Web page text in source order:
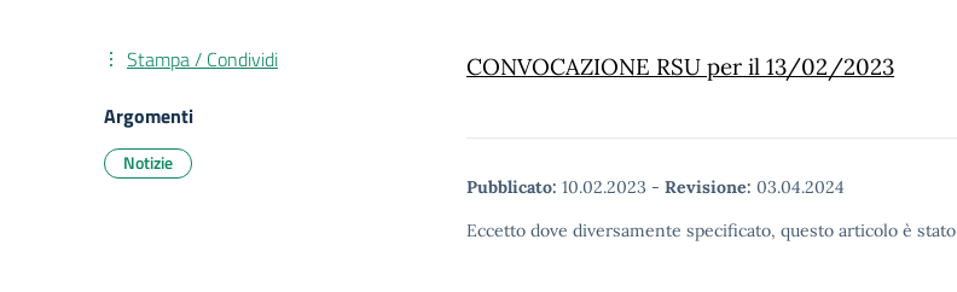
CONVOCAZIONE RSU per il 13/02/2023
Pubblicato: 10.02.2023 - Revisione: 03.04.2024
Eccetto dove diversamente specificato, questo articolo è
Stampa / Condividi
Argomenti
Notizie